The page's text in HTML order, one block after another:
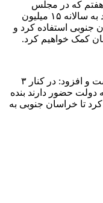
هفتم که در مجلس
تصویب و ابلاغ شده گردشگران خارجی باید به سالانه ۱۵ میلیون
استفاده کرد و
کمک خواهیم کرد.
وی خود را وزیر معین خراسان جنوبی دانست و افزود: در کنار ۳
دولت حضور دارند بنده
تا خراسان جنوبی به